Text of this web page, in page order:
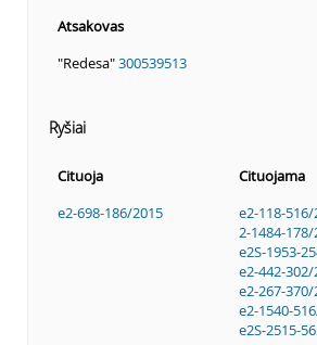
Atsakovas
"Redesa"300539513
Ryšiai
Cituoja
Cituojama
e2-698-186/2015
e2-118-516/
2-1484-
e2S-1953-
e2-442-302/
e2-267-370/
e2-1540-
e2S-2515-